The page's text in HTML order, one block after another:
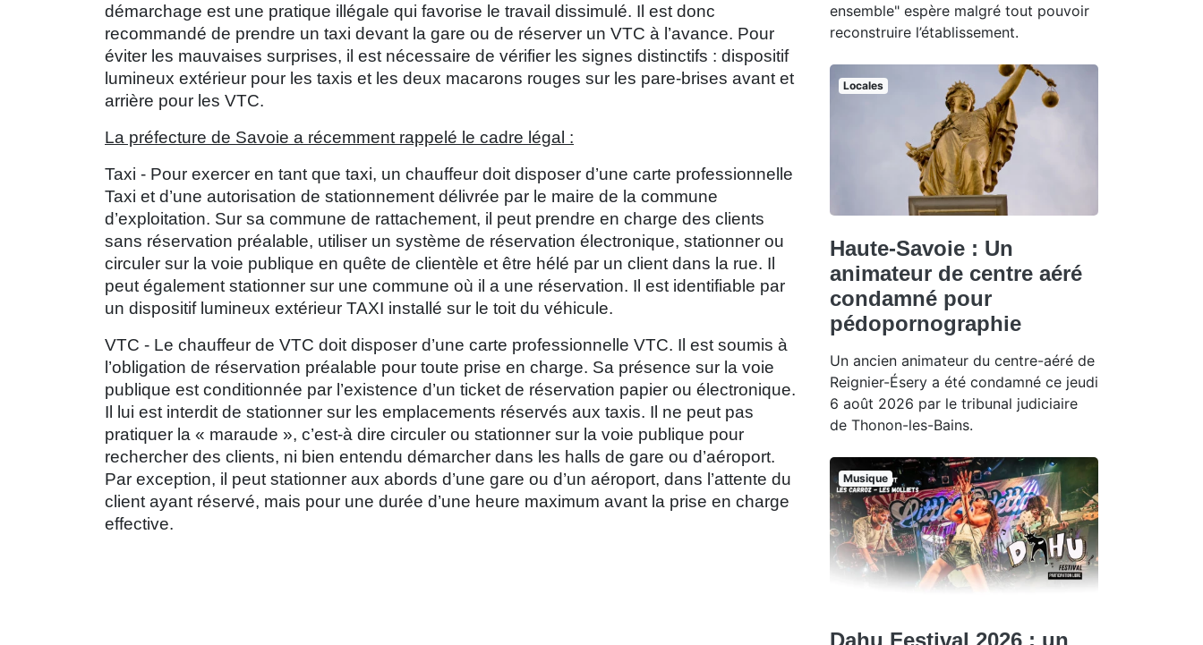
démarchage est une pratique illégale qui favorise le travail dissimulé. Il est donc
recommandé de prendre un taxi devant la gare ou de réserver un VTC à l’avance. Pour
éviter les mauvaises surprises, il est nécessaire de vérifier les signes distinctifs : dispositif
lumineux extérieur pour les taxis et les deux macarons rouges sur les pare-brises avant et
arrière pour les VTC.
La préfecture de Savoie a récemment rappelé le cadre légal :
Taxi - Pour exercer en tant que taxi, un chauffeur doit disposer d’une carte professionnelle
Taxi et d’une autorisation de stationnement délivrée par le maire de la commune
d’exploitation. Sur sa commune de rattachement, il peut prendre en charge des clients
sans réservation préalable, utiliser un système de réservation électronique, stationner ou
circuler sur la voie publique en quête de clientèle et être hélé par un client dans la rue. Il
peut également stationner sur une commune où il a une réservation. Il est identifiable par
un dispositif lumineux extérieur TAXI installé sur le toit du véhicule.
VTC - Le chauffeur de VTC doit disposer d’une carte professionnelle VTC. Il est soumis à
l’obligation de réservation préalable pour toute prise en charge. Sa présence sur la voie
publique est conditionnée par l’existence d’un ticket de réservation papier ou électronique.
Il lui est interdit de stationner sur les emplacements réservés aux taxis. Il ne peut pas
pratiquer la « maraude », c’est-à dire circuler ou stationner sur la voie publique pour
rechercher des clients, ni bien entendu démarcher dans les halls de gare ou d’aéroport.
Par exception, il peut stationner aux abords d’une gare ou d’un aéroport, dans l’attente du
client ayant réservé, mais pour une durée d’une heure maximum avant la prise en charge
effective.
ensemble" espère malgré tout pouvoir
reconstruire l’établissement.
Locales
Haute-Savoie : Un
animateur de centre aéré
condamné pour
pédopornographie
Un ancien animateur du centre-aéré de
Reignier-Ésery a été condamné ce jeudi
6 août 2026 par le tribunal judiciaire
de Thonon-les-Bains.
Musique
Dahu Festival 2026 : un